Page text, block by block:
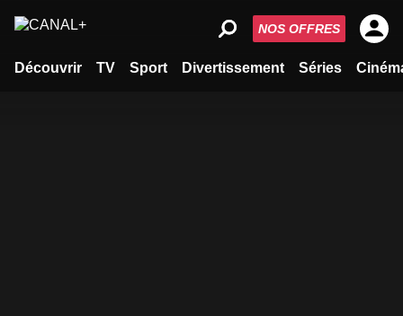
Découvrir TV Sport Divertissement Séries
NOS OFFRES